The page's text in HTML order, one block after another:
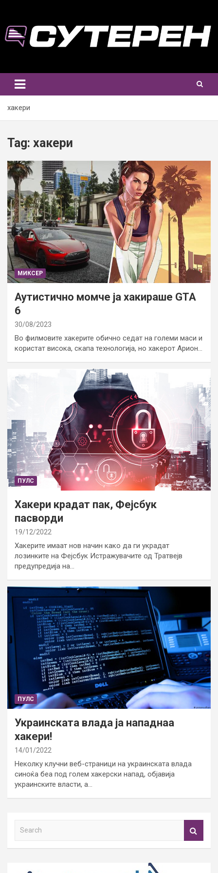
content
хакери
Tag: хакери
МИКСЕР
Аутистично момче ја хакираше GTA
6
30/08/2023
Во филмовите хакерите обично седат на големи маси и
користат висока, скапа технологија, но хакерот Арион…
ПУЛС
Хакери крадат пак, Фејсбук
пасворди
19/12/2022
Хакерите имаат нов начин како да ги украдат
лозинките на Фејсбук Истражувачите од Тратвејв
предупредија на…
ПУЛС
Украинската влада ја нападнаа
хакери!
14/01/2022
Неколку клучни веб-страници на украинската влада
синоќа беа под голем хакерски напад, објавија
украинските власти, а…